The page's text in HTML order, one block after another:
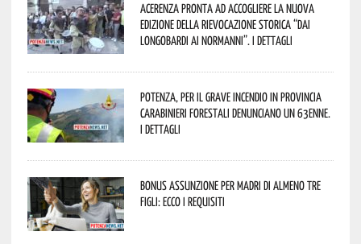
Acerenza pronta ad accogliere la nuova
edizione della rievocazione storica “Dai
Longobardi ai Normanni”. I dettagli
Potenza, per il grave incendio in Provincia
Carabinieri forestali denunciano un 63enne.
I dettagli
Bonus assunzione per madri di almeno tre
figli: ecco i requisiti